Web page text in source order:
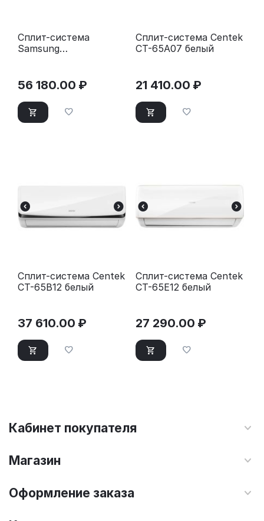
Сплит-система
Samsung
35 м²)
56 180.00 ₽
Сплит-система Centek
CT-65A07 белый
21 410.00 ₽
Сплит-система Centek
CT-65B12 белый
37 610.00 ₽
Сплит-система Centek
CT-65E12 белый
27 290.00 ₽
Кабинет покупателя
Магазин
Оформление заказа